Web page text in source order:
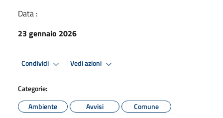
Data :
23 gennaio 2026
Condividi Vedi azioni
Categorie:
Ambiente
Avvisi
Comune